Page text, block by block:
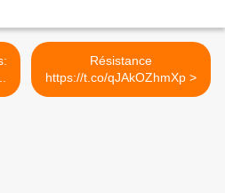
Résistance
https://t.co/qJAkOZhmXp >